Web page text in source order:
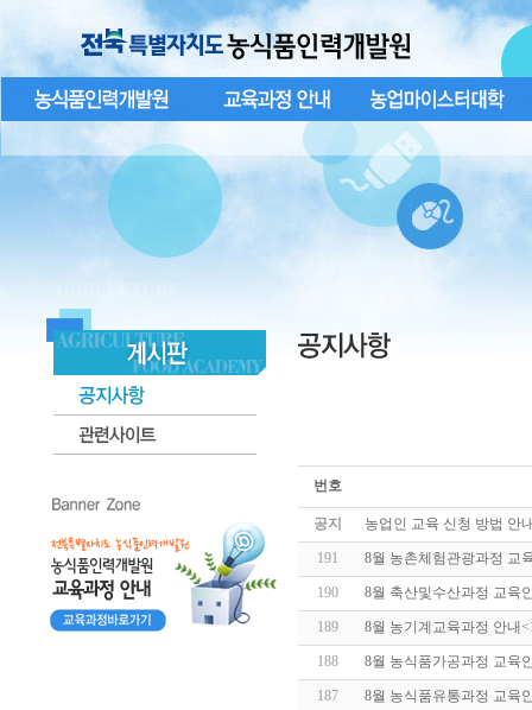
번호
공지 농업인 교육 신청 방법 안
191 8월 농촌체험관광과정 교
190 8월 축산및수산과정 교육
189 8월 농기계교육과정 안내
188 8월 농식품가공과정 교육
187 8월 농식품유통과정 교육